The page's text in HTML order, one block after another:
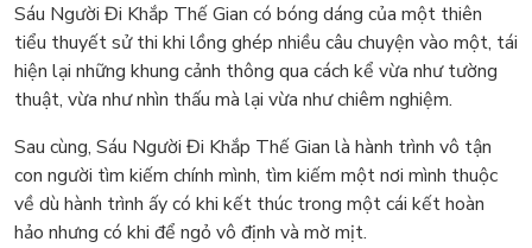
Sáu Người Đi Khắp Thế Gian có bóng dáng của một thiên
tiểu thuyết sử thi khi lồng ghép nhiều câu chuyện vào một, tái
hiện lại những khung cảnh thông qua cách kể vừa như tường
thuật, vừa như nhìn thấu mà lại vừa như chiêm nghiệm.
Sau cùng, Sáu Người Đi Khắp Thế Gian là hành trình vô tận
con người tìm kiếm chính mình, tìm kiếm một nơi mình thuộc
về dù hành trình ấy có khi kết thúc trong một cái kết hoàn
hảo nhưng có khi để ngỏ vô định và mờ mịt.